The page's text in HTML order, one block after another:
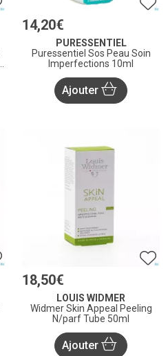
14,20€
PURESSENTIEL
Puressentiel Sos Peau Soin
Imperfections 10ml
Ajouter
18,50€
LOUIS WIDMER
Widmer Skin Appeal Peeling
N/parf Tube 50ml
Ajouter